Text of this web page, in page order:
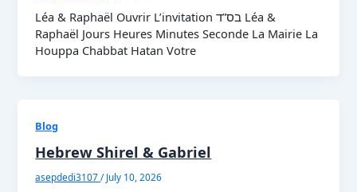
Léa & Raphaël Ouvrir L’invitation בס”ד Léa &
Raphaël Jours Heures Minutes Seconde La Mairie La
Houppa Chabbat Hatan Votre
Blog
Hebrew Shirel & Gabriel
asepdedi3107/July 10, 2026